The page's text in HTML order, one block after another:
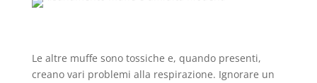
Le altre muffe sono tossiche e, quando presenti,
creano vari problemi alla respirazione. Ignorare un